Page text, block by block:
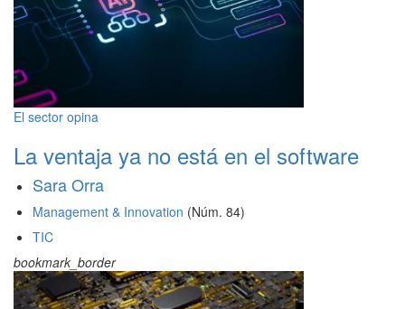
El sector opina
La ventaja ya no está en el software
Sara Orra
Management & Innovation (Núm. 84)
TIC
bookmark_border